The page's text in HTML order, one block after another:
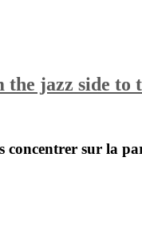
jazz side to
concentrer sur la